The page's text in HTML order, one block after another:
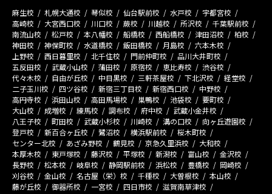
麻生校 札幌大通校 琴似校 仙台駅前校 水戸校
宇都宮校
高崎校
大宮西口校 川口校 蕨校 川越校 所沢校
千葉駅前校
南流山校
松戸校 本八幡校 船橋校 西船橋校 津田沼校
柏校
神田校
神保町校 水道橋校 飯田橋校 月島校
六本木校
上野校
西日暮里校 北千住校 門前仲町校
品川大井町校
五反田校
武蔵小山校 蒲田校 原宿校 恵比寿校
渋谷校
代々木校
自由が丘校 中目黒校 三軒茶屋校 下北沢校
経堂校
二子玉川校
四ツ谷校 新宿三丁目校 新宿西口校
中野校
高円寺校
浜田山校 高田馬場校 巣鴨校 池袋校
要町校
大山校
成増校 練馬校 調布校 府中校
武蔵小金井校
八王子校
町田校 武蔵小杉校 川崎校 溝の口校
向ヶ丘遊園校
登戸校
新百合ヶ丘校 鷺沼校 横浜駅前校
桜木町校
センター北校
あざみ野校 鶴見校 京急久里浜校
大和校
本厚木校
東戸塚校 藤沢校 平塚校 新潟校 富山校
金沢校
長野校
松本校 岐阜校 静岡駅前校 浜松校 豊橋校
岡崎校
刈谷校
金山校 名古屋（栄）校 千種校 大曽根校
本山校
藤が丘校
御器所校 一宮校 四日市校
滋賀南草津校